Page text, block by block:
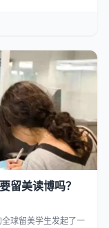
留美读博吗？
球留美学生发起了一